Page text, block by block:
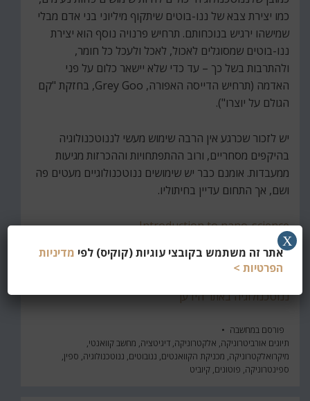
כמו יצירת צבא של ננו-בוטים שיתקוף מיליוני בני אדם מבלי
שמישהו ירגיש בנוכחותם. תרחיש פרנויה נוסף הוא יצירת
ננו-בוטים שמסוגלים לאכול, לאכל ולעכל כל חומר,
ולהתרבות בשל כך – עד כדי שלא יישאר כלום על פני
האדמה (תרחיש הדייסה האפורה, Grey Goo, בחזקת "קם
הגולם על יוצרו").
יש לזכור שכרגע אין הרבה שימוש מעשי לננוטכנולוגיה
בהיקפים מסחריים, ורוב ההתפתחויות וההכרזות מגיעות
ממעבדות. אומנם כבר יש שימושים ננוטכנולוגיים מעטים פה
ושם, אך התחום עדיין בחיתוליו.
Introduction to nano-science
ננו-בוטים כבר בתחילת העשור הבא
ננוטכנולוגיה באתר הידען
פורסם במחשבה
תיוגים אורביטרוניקה, אלקטרוניקה, דיגיטציה, מחשב קוואנטי,
מיקרואלקטרוניקה, מכניקת הקוואנטים, ננובוטים, ננוטכנולוגיה, ספין,
ספינטרוניקה, פוטונים, קיוביט
אתר זה משתמש בקובצי עוגיות (קוקיס) לפי מדיניות
הפרטיות >
X